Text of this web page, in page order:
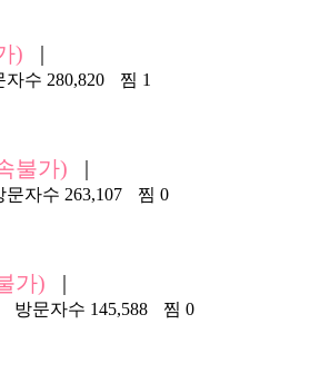
) |
자수 280,820
찜 1
불가) |
문자수 263,107
찜 0
가) |
방문자수 145,588
찜 0